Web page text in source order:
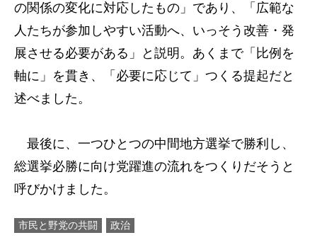
の関係の変化に対応したもの」であり、「広範な
人たちが参加しやすい活動へ、いっそう改善・発
展させる必要がある」と説明。あくまで「比例を
軸に」を貫き、「必要に応じて」つくる提起だと
述べました。
最後に、一つひとつの中間地方選挙で勝利し、
総選挙必勝に向け党躍進の流れをつくりだそうと
呼びかけました。
市民と野党の共闘 政治